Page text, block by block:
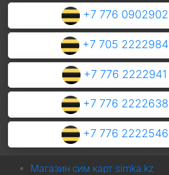
+7 776 0902902
+7 705 2222984
+7 776 2222941
+7 776 2222638
+7 776 2222546
Магазин сим карт simka.kz